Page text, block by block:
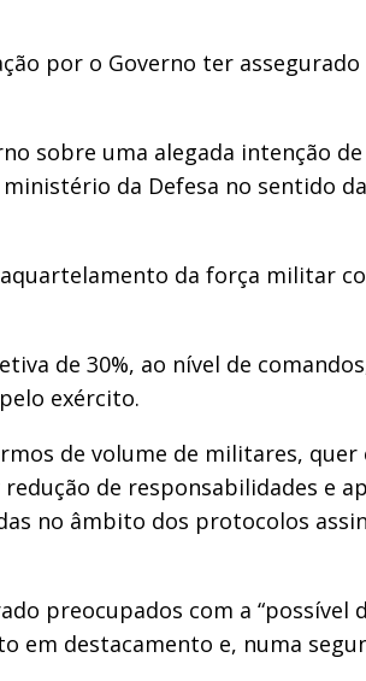
por o Governo ter
sobre uma alegada intenção
da Defesa no sentido
da força militar
de 30%, ao nível de
exército.
de volume de militares,
de responsabilidades e
no âmbito dos protocolos
preocupados com a “possível
em destacamento e, numa